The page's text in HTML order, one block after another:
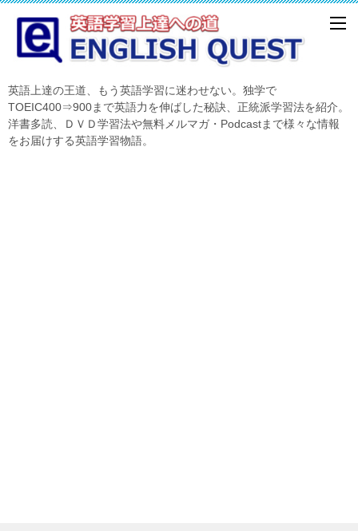
英語上達の王道、もう英語学習に迷わせない。独学で
TOEIC400⇒900まで英語力を伸ばした秘訣、正統派学習法を紹介。
洋書多読、ＤＶＤ学習法や無料メルマガ・Podcastまで様々な情報
をお届けする英語学習物語。